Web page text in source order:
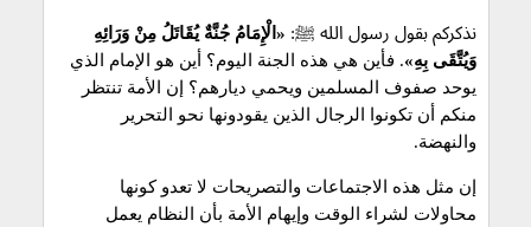
نذكركم بقول رسول الله ﷺ: «الْإِمَامُ جُنَّةٌ يُقَاتَلُ مِنْ وَرَائِهِ
وَيُتَّقَى بِهِ». فأين هي هذه الجنة اليوم؟ أين هو الإمام الذي
يوحد صفوف المسلمين ويحمي ديارهم؟ إن الأمة تنتظر
منكم أن تكونوا الرجال الذين يقودونها نحو التحرير
والنهضة.
إن مثل هذه الاجتماعات والتصريحات لا تعدو كونها
محاولات لشراء الوقت وإيهام الأمة بأن النظام يعمل